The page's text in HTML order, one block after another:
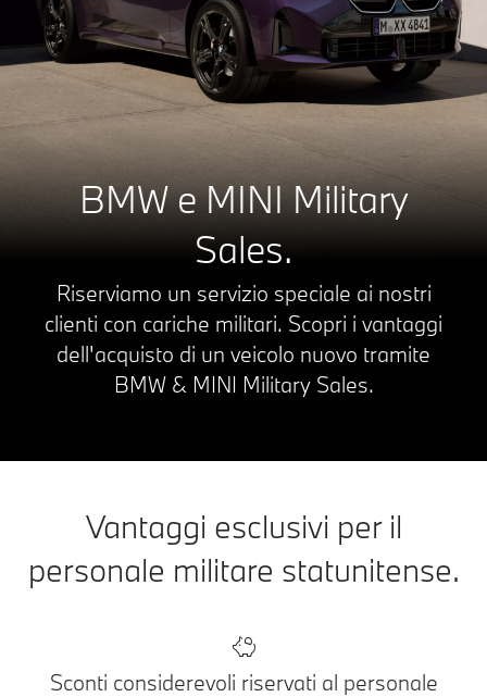
BMW e MINI Military
Sales.
Riserviamo un servizio speciale ai nostri
clienti con cariche militari. Scopri i vantaggi
dell'acquisto di un veicolo nuovo tramite
BMW & MINI Military Sales.
Vantaggi esclusivi per il
personale militare statunitense.
Sconti considerevoli riservati al personale